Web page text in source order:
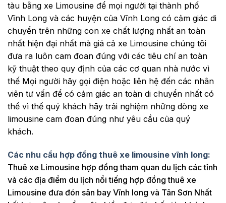
tàu bằng xe Limousine để mọi người tại thành phố
Vĩnh Long và các huyện của Vĩnh Long có cảm giác di
chuyển trên những con xe chất lượng nhất an toàn
nhất hiện đại nhất mà giá cả xe Limousine chúng tôi
đưa ra luôn cam đoan đúng với các tiêu chí an toàn
kỹ thuật theo quy định của các cơ quan nhà nước vì
thế Mọi người hãy gọi điện hoặc liên hệ đến các nhân
viên tư vấn để có cảm giác an toàn di chuyển nhất có
thể vì thế quý khách hãy trải nghiệm những dòng xe
limousine cam đoan đúng như yêu cầu của quý
khách.
Các nhu cầu hợp đồng thuê xe limousine vĩnh long:
Thuê xe Limousine hợp đồng tham quan du lịch các tỉnh
và các địa điểm du lịch nổi tiếng hợp đồng thuê xe
Limousine đưa đón sân bay Vĩnh long và Tân Sơn Nhất